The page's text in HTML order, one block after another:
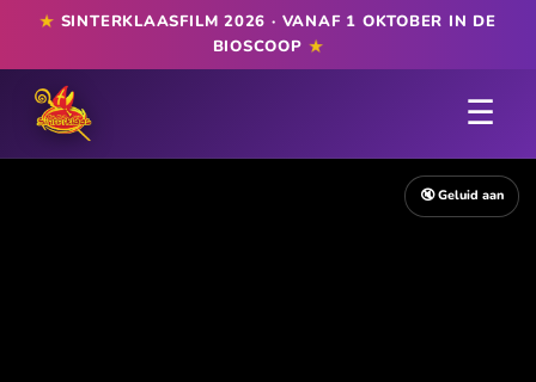
★ SINTERKLAASFILM 2026 · VANAF 1 OKTOBER IN DE
BIOSCOOP ★
☰
🔇 Geluid aan